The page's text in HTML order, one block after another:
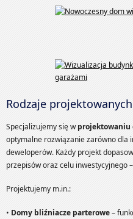
Rodzaje
Specjalizujemy się wprojektowaniu
optymalne rozwiązanie zarówno dla
deweloperów. Każdy projekt
przepisów oraz celu inwestycyjnego
Projektujemy m.in.:
• Domy bliźniacze parterowe–